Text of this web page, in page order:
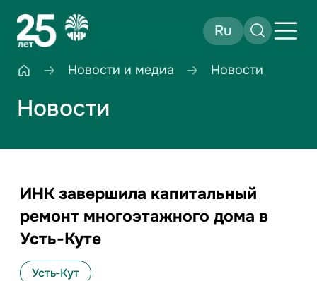
Ru
Новости и медиа Новости
Новости
ИНК завершила капитальный
ремонт многоэтажного дома в
Усть-Куте
Усть-Кут